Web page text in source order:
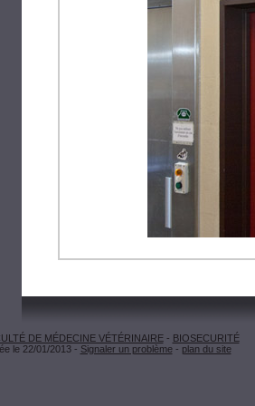
DE MÉDECINE VÉTÉRINAIRE- BIOSECURITÉ
le 22/01/2013 - Signaler un problème- plan du site